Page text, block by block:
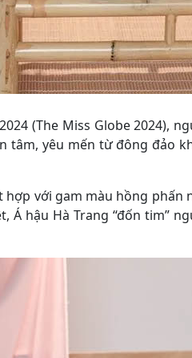
(The Miss Globe 2024),
tâm, yêu mến từ đông đảo
với gam màu hồng phấn
hậu Hà Trang “đốn tim”